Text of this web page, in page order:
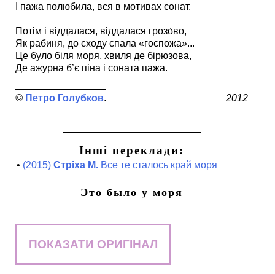
І пажа полюбила, вся в мотивах сонат.
Потім і віддалася, віддалася грозо́во,
Як рабиня, до сходу спала «госпожа»...
Це було біля моря, хвиля де бірюзова,
Де ажурна б’є піна і соната пажа.
Петро Голубков 2012
Інші переклади:
• (2015) Стріха М.Все те сталось край моря
Это было у моря
ПОКАЗАТИ ОРИГІНАЛ